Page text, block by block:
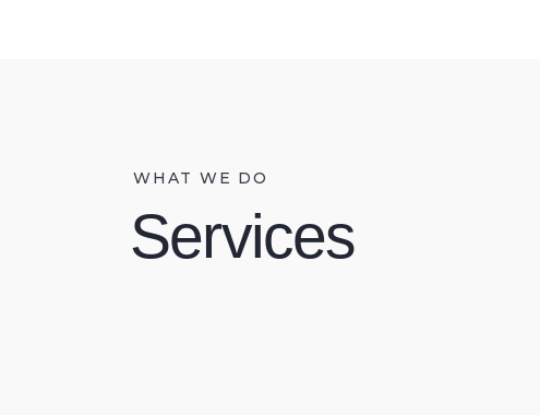
WHAT WE DO
Services